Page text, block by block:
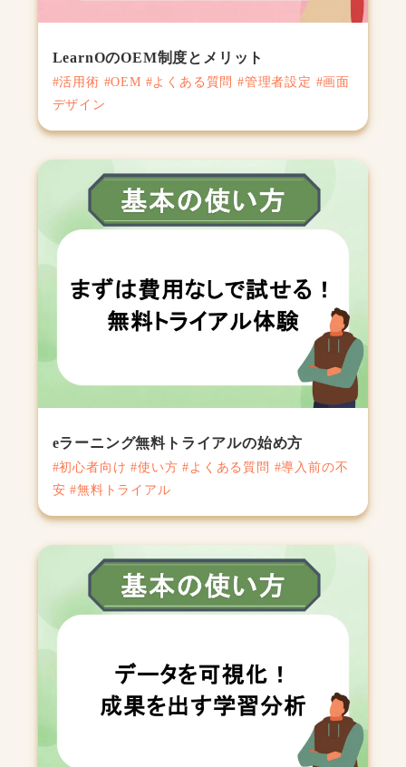
LearnOのOEM制度とメリット
#活用術 #OEM #よくある質問 #管理者設定 #画面
デザイン
eラーニング無料トライアルの始め方
#初心者向け #使い方 #よくある質問 #導入前の不
安 #無料トライアル